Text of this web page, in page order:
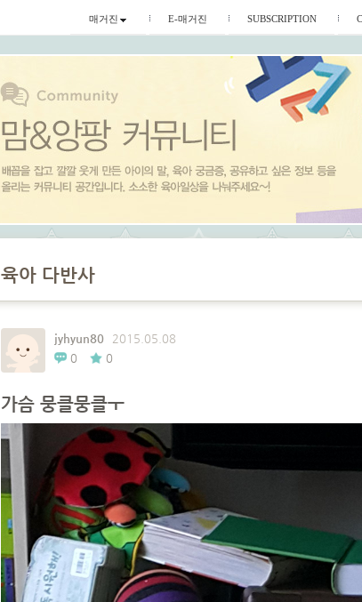
매거진 E-매거진 SUBSCRIPTION
육아 다반사
jyhyun80
2015.05.08
0
0
가슴 뭉클뭉클ㅜ